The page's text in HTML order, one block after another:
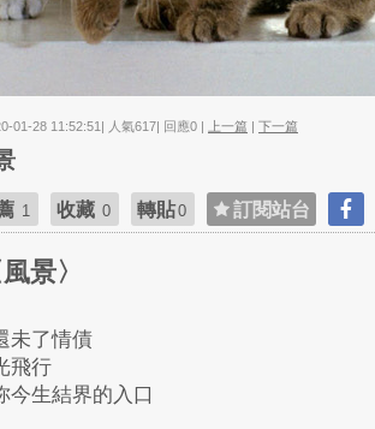
01-28 11:52:51| 人氣617| 回應0 | 上一篇 | 下一篇
1 收藏 0 轉貼0 訂閱站台
景〉
未了情債
飛行
今生結界的入口